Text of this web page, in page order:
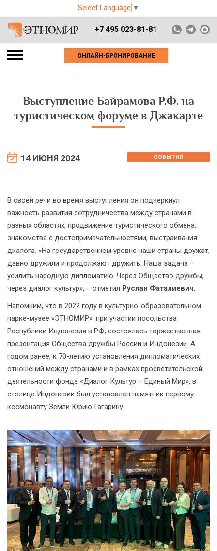
Select Language ▼
+7 495 023-81-81
ОНЛАЙН-БРОНИРОВАНИЕ
Выступление Байрамова Р.Ф. на
туристическом форуме в Джакарте
14 ИЮНЯ 2024 СОБЫТИЯ
В своей речи во время выступления он подчеркнул
важность развития сотрудничества между странами в
разных областях, продвижение туристического обмена,
знакомства с достопримечательностями, выстраивания
диалога. «На государственном уровне наши страны дружат,
давно дружили и продолжают дружить. Наша задача –
усилить народную дипломатию. Через Общество дружбы,
через диалог культур», – отметил Руслан Фаталиевич.
Напомним, что в 2022 году в культурно-образовательном
парке-музее «ЭТНОМИР», при участии посольства
Республики Индонезия в РФ, состоялась торжественная
презентация Общества дружбы России и Индонезии. А
годом ранее, к 70-летию установления дипломатических
отношений между странами и в рамках просветительской
деятельности фонда «Диалог Культур – Единый Мир», в
столице Индонезии был установлен памятник первому
космонавту Земли Юрию Гагарину.